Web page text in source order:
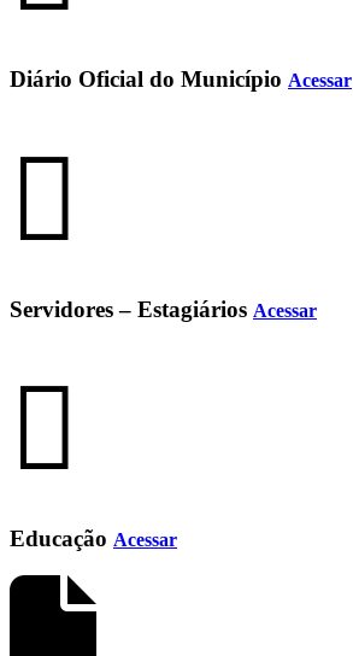
Diário Oficial do Município Acessar
Servidores – Estagiários Acessar
Educação Acessar